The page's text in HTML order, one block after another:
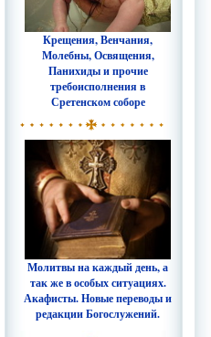
Крещения, Венчания,
Молебны, Освящения,
Панихиды и прочие
требоисполнения в
Сретенском соборе
Молитвы на каждый день, а
так же в особых ситуациях.
Акафисты. Новые переводы и
редакции Богослужений.